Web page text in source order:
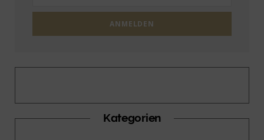
Kategorien